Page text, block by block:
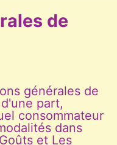
de
générales de
part,
consommateur
dans
et Les